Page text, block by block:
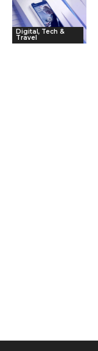
Digital, Tech &
Travel